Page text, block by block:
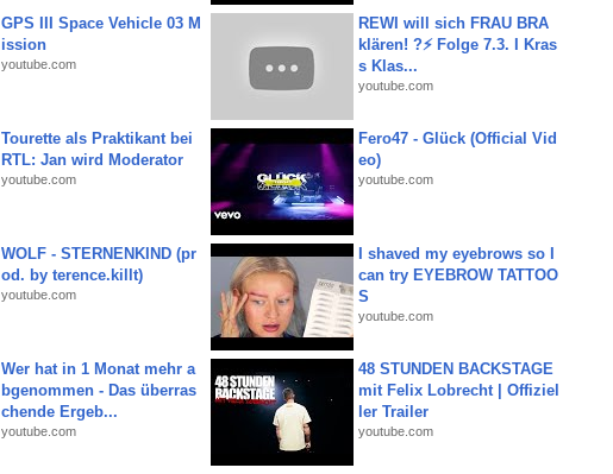
GPS III Space Vehicle 03 M
ission
youtube.com
REWI will sich FRAU BRA
klären! ?⚡️ Folge 7.3. I Kras
s Klas...
youtube.com
Tourette als Praktikant bei
RTL: Jan wird Moderator
youtube.com
Fero47 - Glück (Official Vid
eo)
youtube.com
WOLF - STERNENKIND (pr
od. by terence.killt)
youtube.com
I shaved my eyebrows so I
can try EYEBROW TATTOO
S
youtube.com
Wer hat in 1 Monat mehr a
bgenommen - Das überras
chende Ergeb...
youtube.com
48 STUNDEN BACKSTAGE
mit Felix Lobrecht | Offiziel
ler Trailer
youtube.com